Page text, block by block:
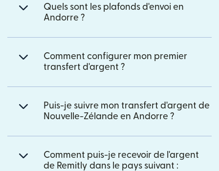
Quels sont les plafonds d'envoi en
Andorre ?
Comment configurer mon premier
transfert d'argent ?
Puis-je suivre mon transfert d'argent de
Nouvelle-Zélande en Andorre ?
Comment puis-je recevoir de l'argent
de Remitly dans le pays suivant :